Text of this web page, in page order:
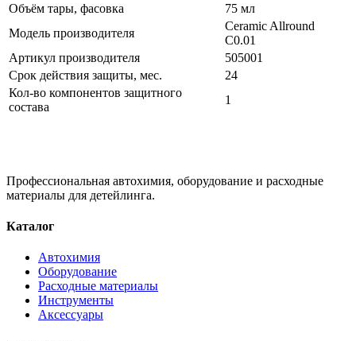
Объём тары, фасовка
75 мл
Модель производителя
Ceramic Allround
C0.01
Артикул производителя
505001
Срок действия защиты, мес.
24
Кол-во компонентов защитного
состава
1
Профессиональная автохимия, оборудование и расходные
материалы для детейлинга.
Каталог
Автохимия
Оборудование
Расходные материалы
Инструменты
Аксессуары